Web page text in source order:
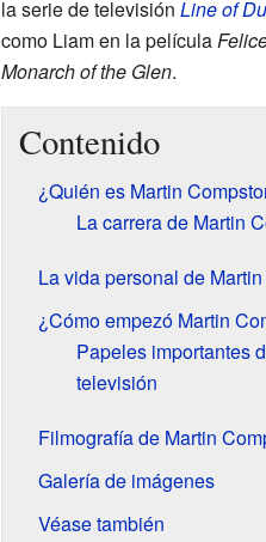
la serie de televisión Line of
como Liam en la película
Monarch of the Glen.
Contenido
¿Quién es Martin
La carrera de Martin
La vida personal de
¿Cómo empezó Martin
Papeles importantes
televisión
Filmografía de Martin
Galería de imágenes
Véase también